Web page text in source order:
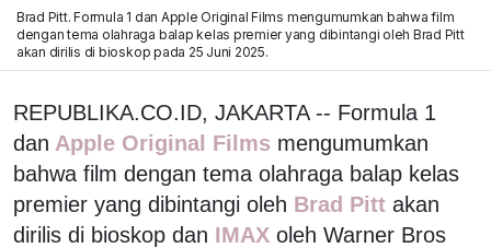
Brad Pitt. Formula 1 dan Apple Original Films mengumumkan bahwa film
dengan tema olahraga balap kelas premier yang dibintangi oleh Brad Pitt
akan dirilis di bioskop pada 25 Juni 2025.
REPUBLIKA.CO.ID, JAKARTA -- Formula 1
dan Apple Original Films mengumumkan
bahwa film dengan tema olahraga balap kelas
premier yang dibintangi oleh Brad Pitt akan
dirilis di bioskop dan IMAX oleh Warner Bros